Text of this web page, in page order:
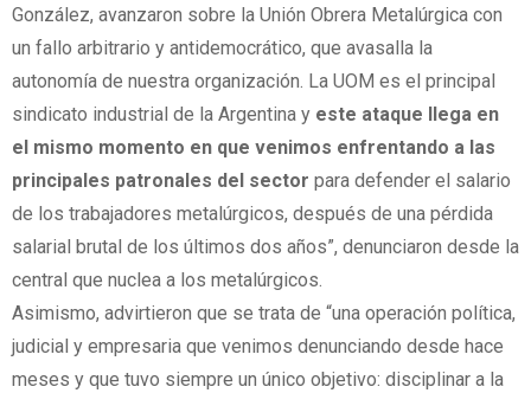
González, avanzaron sobre la Unión Obrera Metalúrgica con
un fallo arbitrario y antidemocrático, que avasalla la
autonomía de nuestra organización. La UOM es el principal
sindicato industrial de la Argentina y este ataque llega en
el mismo momento en que venimos enfrentando a las
principales patronales del sector para defender el salario
de los trabajadores metalúrgicos, después de una pérdida
salarial brutal de los últimos dos años”, denunciaron desde la
central que nuclea a los metalúrgicos.
Asimismo, advirtieron que se trata de “una operación política,
judicial y empresaria que venimos denunciando desde hace
meses y que tuvo siempre un único objetivo: disciplinar a la